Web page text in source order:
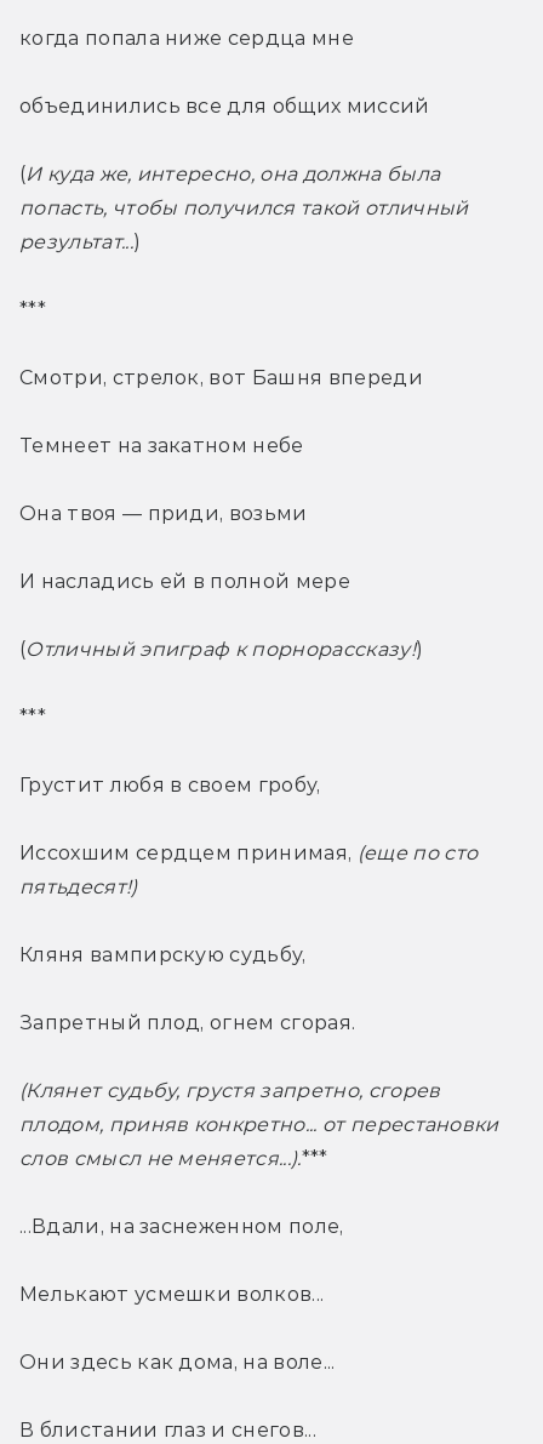
когда попала ниже сердца мне
объединились все для общих миссий
(И куда же, интересно, она должна была
попасть, чтобы получился такой отличный
результат...)
***
Смотри, стрелок, вот Башня впереди
Темнеет на закатном небе
Она твоя — приди, возьми
И насладись ей в полной мере
(Отличный эпиграф к порнорассказу!)
***
Грустит любя в своем гробу,
Иссохшим сердцем принимая, (еще по сто
пятьдесят!)
Кляня вампирскую судьбу,
Запретный плод, огнем сгорая.
(Клянет судьбу, грустя запретно, сгорев
плодом, приняв конкретно... от перестановки
слов смысл не меняется...).***
...Вдали, на заснеженном поле,
Мелькают усмешки волков...
Они здесь как дома, на воле...
В блистании глаз и снегов...